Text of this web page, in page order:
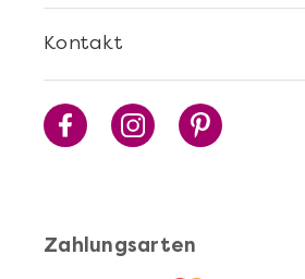
Zahlungsarten
Kontakt